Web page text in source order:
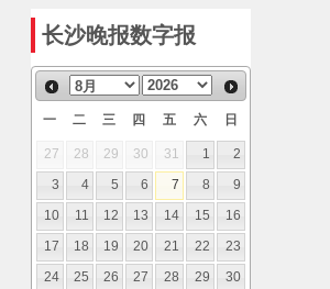
长沙晚报数字报
一 二 三 四 五 六 日
27 28 29 30 31 1
2
3
4 5 6 7 8
9
10
11 12 13 14 15
16
17
18 19 20 21 22
23
24
25 26 27 28 29
30